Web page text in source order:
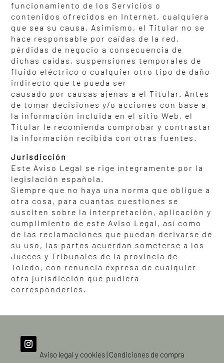
funcionamiento de los Servicios o
contenidos ofrecidos en Internet, cualquiera
que sea su causa. Asimismo, el Titular no se
hace responsable por caídas de la red,
pérdidas de negocio a consecuencia de
dichas caídas, suspensiones temporales de
fluido eléctrico o cualquier otro tipo de daño
indirecto que te pueda ser
causado por causas ajenas a el Titular. Antes
de tomar decisiones y/o acciones con base a
la información incluida en el sitio Web, el
Titular le recomienda comprobar y contrastar
la información recibida con otras fuentes.
Jurisdicción
Este Aviso Legal se rige íntegramente por la
legislación española.
Siempre que no haya una norma que obligue a
otra cosa, para cuantas cuestiones se
susciten sobre la interpretación, aplicación y
cumplimiento de este Aviso Legal, así como
de las reclamaciones que puedan derivarse de
su uso, las partes acuerdan someterse a los
Jueces y Tribunales de la provincia de
Toledo, con renuncia expresa de cualquier
otra jurisdicción que pudiera
corresponderles.
Aviso legal y cookies| Condiciones de compra